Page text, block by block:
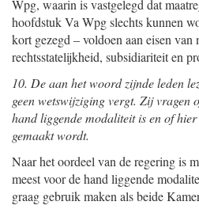
Wpg, waarin is vastgelegd dat
hoofdstuk Va Wpg slechts kunnen
kort gezegd – voldoen aan eisen van
rechtsstatelijkheid, subsidiariteit en
10. De aan het woord zijnde leden
geen wetswijziging vergt. Zij vragen
hand liggende modaliteit is en of
gemaakt wordt.
Naar het oordeel van de regering is
meest voor de hand liggende
graag gebruik maken als beide